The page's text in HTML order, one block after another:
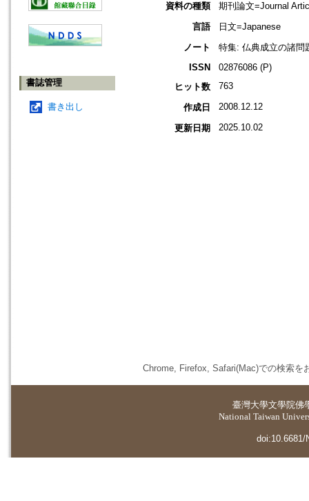
書誌管理
書き出し
資料の種類
期刊論文=Journal
言語
日文=Japanese
ノート
特集: 仏典成立の諸問
ISSN
02876086 (P)
ヒット数
763
作成日 2008.12.12
更新日期 2025.10.02
Chrome, Firefox, Safari(Mac)での検索を
臺灣大學文學院佛
National Taiwan
doi:10.6681/